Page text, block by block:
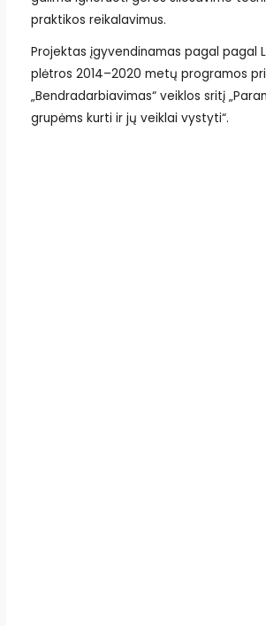
praktikos reikalavimus.
Projektas įgyvendinamas pagal pagal
plėtros 2014–2020 metų programos
„Bendradarbiavimas“ veiklos sritį
grupėms kurti ir jų veiklai vystyti“.